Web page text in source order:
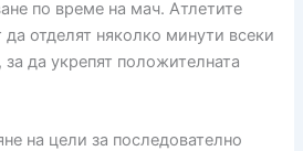
по време на мач. Атлетите
отделят няколко минути всеки
за да укрепят положителната
на цели за последователно